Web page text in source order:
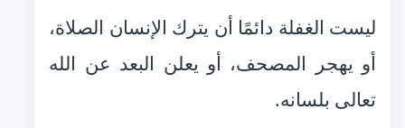
ليست الغفلة دائمًا أن يترك الإنسان الصلاة،
أو يهجر المصحف، أو يعلن البعد عن الله
تعالى بلسانه.